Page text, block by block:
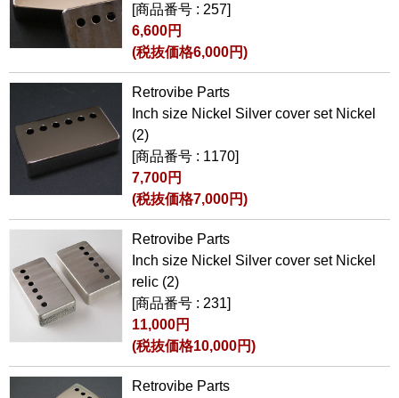
[商品番号 : 257]
6,600円
(税抜価格6,000円)
Retrovibe Parts
Inch size Nickel Silver cover set Nickel
(2)
[商品番号 : 1170]
7,700円
(税抜価格7,000円)
Retrovibe Parts
Inch size Nickel Silver cover set Nickel
relic (2)
[商品番号 : 231]
11,000円
(税抜価格10,000円)
Retrovibe Parts